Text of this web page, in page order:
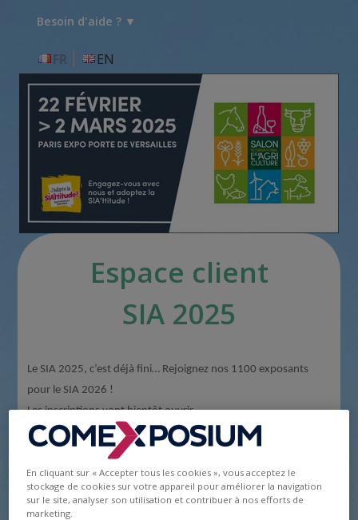
Besoin d'aide ? ▼
FR EN
Espace client
SIA 2025
Le SIA 2025, c’est déjà fini… Rejoignez nos 1100 exposants
pour le SIA 2026 !
Les inscriptions vont bientôt ouvrir.
N’hésitez pas à consulter notre Guide de Participation et notre
plaquette commerciale 2025 en cliquant
Contactez notre équipe commerciale pour plus d’information :
Une équipe à votre écoute.
En cliquant sur « Accepter tous les cookies », vous acceptez le
stockage de cookies sur votre appareil pour améliorer la navigation
sur le site, analyser son utilisation et contribuer à nos efforts de
marketing.